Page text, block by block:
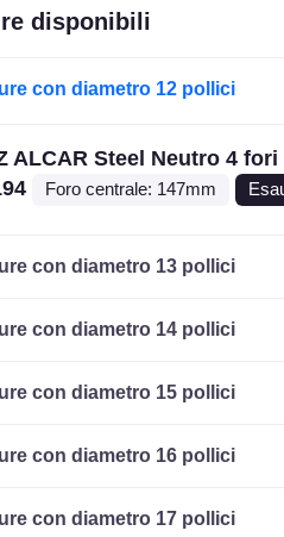
disponibili
con diametro 12 pollici
ALCAR Steel Neutro 4 fori
Foro centrale: 147mm
con diametro 13 pollici
con diametro 14 pollici
con diametro 15 pollici
con diametro 16 pollici
con diametro 17 pollici